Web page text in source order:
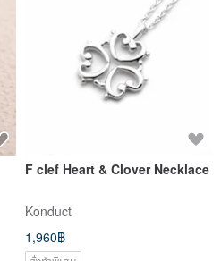
F clef Heart & Clover Necklace
Konduct
1,960฿